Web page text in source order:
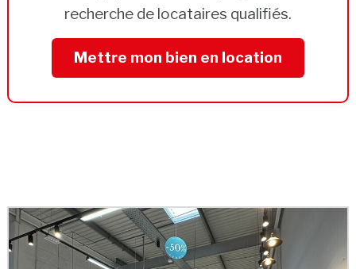
recherche de locataires qualifiés.
Mettre mon bien en location